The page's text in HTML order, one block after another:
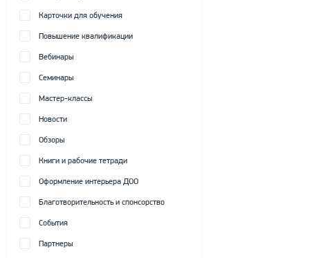
Карточки для обучения
Повышение квалификации
Вебинары
Семинары
Мастер-классы
Новости
Обзоры
Книги и рабочие тетради
Оформление интерьера ДОО
Благотворительность и спонсорство
События
Партнеры